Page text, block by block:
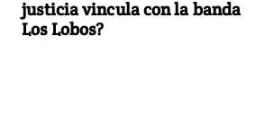
justicia vincula con la banda
Los Lobos?